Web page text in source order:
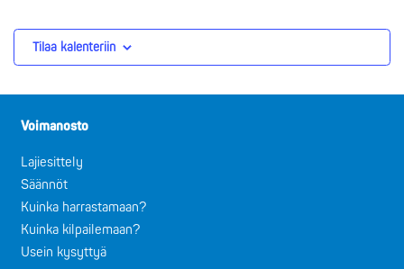
Tilaa kalenteriin
Voimanosto
Lajiesittely
Säännöt
Kuinka harrastamaan?
Kuinka kilpailemaan?
Usein kysyttyä